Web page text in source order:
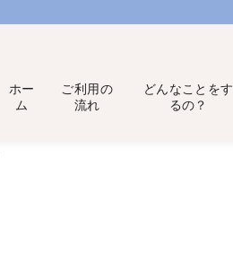
ホー
ム
ご利用の
流れ
どんなことをす
るの？